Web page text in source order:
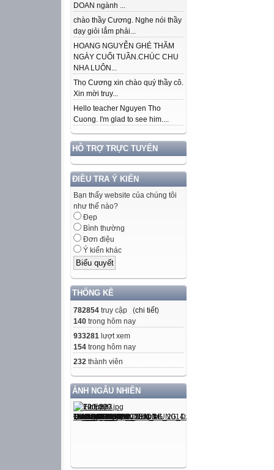
DOAN ngành ...
chào thầy Cương. Nghe nói thầy
dạy giỏi lắm phải...
HOANG NGUYỄN GHÉ THĂM
NGÀY CUỐI TUẦN.CHÚC CHU
NHA LUÔN...
Thọ Cương xin chào quý thầy cô.
Xin mời truy...
Hello teacher Nguyen Tho
Cuong. I'm glad to see him....
HỖ TRỢ TRỰC TUYẾN
ĐIỀU TRA Ý KIẾN
Bạn thấy website của chúng tôi
như thế nào?
Đẹp
Bình thường
Đơn điệu
Ý kiến khác
THỐNG KÊ
782854 truy cập (chi tiết)
140 trong hôm nay
933281 lượt xem
154 trong hôm nay
232 thành viên
ẢNH NGẪU NHIÊN